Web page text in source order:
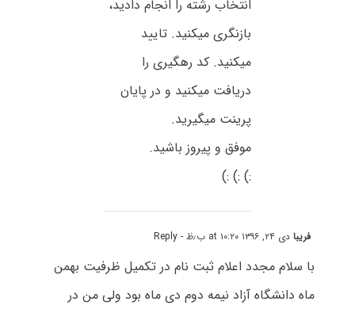
انتخاب رشته را انجام دادید،
بازنگری میکنید. تایید
میکنید. کد رهگیری را
دریافت میکنید و در پایان
پرینت میگیرید.
موفق و پیروز باشید.
:) :) :)
فریبادی ۲۴, ۱۳۹۶ at ۱۰:۲۰ ب٫ظ - Reply
با سلام مجدد اعلام ثبت نام در تکمیل ظرفیت بهمن
ماه دانشگاه آزاد نیمه دوم دی ماه بود ولی من در